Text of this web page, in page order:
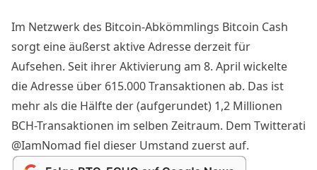
Im Netzwerk des Bitcoin-Abkömmlings Bitcoin Cash
sorgt eine äußerst aktiveAdresse derzeit für
Aufsehen. Seit ihrer Aktivierung am 8. April wickelte
die Adresse über 615.000 Transaktionen ab. Das ist
mehr als die Hälfte der (aufgerundet) 1,2 Millionen
BCH-Transaktionen im selben Zeitraum. Dem Twitterati
@IamNomad fiel dieser Umstand zuerst auf.